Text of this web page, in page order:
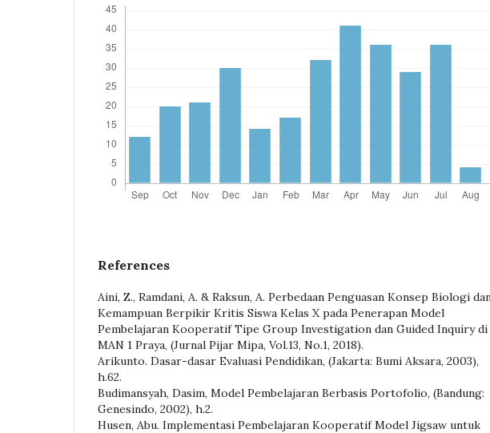
References
Aini, Z., Ramdani, A. & Raksun, A. Perbedaan Penguasan Konsep Biologi
Kemampuan Berpikir Kritis Siswa Kelas X pada Penerapan Model
Pembelajaran Kooperatif Tipe Group Investigation dan Guided Inquiry di
MAN 1 Praya, (Jurnal Pijar Mipa, Vol.13, No.1, 2018).
Arikunto. Dasar-dasar Evaluasi Pendidikan, (Jakarta: Bumi Aksara, 2003),
h.62.
Budimansyah, Dasim, Model Pembelajaran Berbasis Portofolio, (Bandung:
Genesindo, 2002), h.2.
Husen, Abu. Implementasi Pembelajaran Kooperatif Model Jigsaw untuk